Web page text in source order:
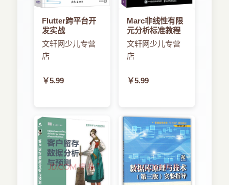
Flutter跨平台开
发实战
文轩网少儿专营
店
￥5.99
Marc非线性有限
元分析标准教程
文轩网少儿专营
店
￥5.99